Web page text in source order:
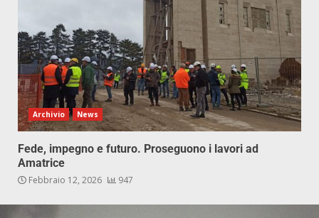
Archivio News
Fede, impegno e futuro. Proseguono i lavori ad
Amatrice
Febbraio 12, 2026 947